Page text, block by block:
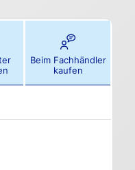
Beim Fachhändler
kaufen